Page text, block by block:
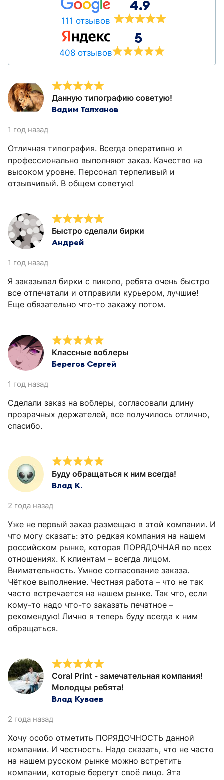
111 отзывов
4.9
408 отзывов
5
Данную типографию советую!
Вадим Талханов
1 год назад
Отличная типография. Всегда оперативно и
профессионально выполняют заказ. Качество на
высоком уровне. Персонал терпеливый и
отзывчивый. В общем советую!
Быстро сделали бирки
Андрей
1 год назад
Я заказывал бирки с пиколо, ребята очень быстро
все отпечатали и отправили курьером, лучшие!
Еще обязательно что-то закажу потом.
Классные воблеры
Берегов Сергей
1 год назад
Сделали заказ на воблеры, согласовали длину
прозрачных держателей, все получилось отлично,
спасибо.
Буду обращаться к ним всегда!
Влад К.
2 года назад
Уже не первый заказ размещаю в этой компании. И
что могу сказать: это редкая компания на нашем
российском рынке, которая ПОРЯДОЧНАЯ во всех
отношениях. К клиентам – всегда лицом.
Внимательность. Умное согласование заказа.
Чёткое выполнение. Честная работа – что не так
часто встречается на нашем рынке. Так что, если
кому-то надо что-то заказать печатное –
рекомендую! Лично я теперь буду всегда к ним
обращаться.
Coral Print - замечательная компания!
Молодцы ребята!
Влад Куваев
2 года назад
Хочу особо отметить ПОРЯДОЧНОСТЬ данной
компании. И честность. Надо сказать, что не часто
на нашем русском рынке можно встретить
компании, которые берегут своё лицо. Эта